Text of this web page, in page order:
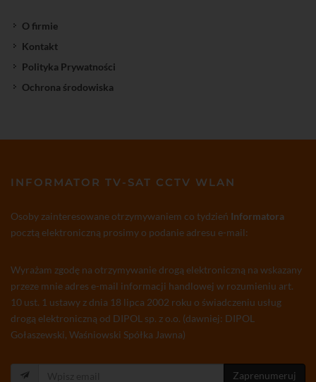
O firmie
Kontakt
Polityka Prywatności
Ochrona środowiska
INFORMATOR TV-SAT CCTV WLAN
Osoby zainteresowane otrzymywaniem co tydzień Informatora
pocztą elektroniczną prosimy o podanie adresu e-mail:
Wyrażam zgodę na otrzymywanie drogą elektroniczną na wskazany
przeze mnie adres e-mail informacji handlowej w rozumieniu art.
10 ust. 1 ustawy z dnia 18 lipca 2002 roku o świadczeniu usług
drogą elektroniczną od DIPOL sp. z o.o. (dawniej: DIPOL
Gołaszewski, Waśniowski Spółka Jawna)
Zaprenumeruj